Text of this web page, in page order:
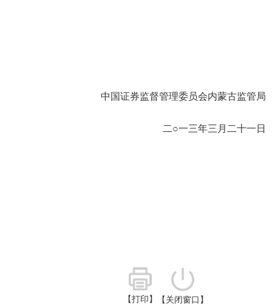
中国证券监督管理委员会内蒙古监管局
二○一三年三月二十一日
【打印】 【关闭窗口】